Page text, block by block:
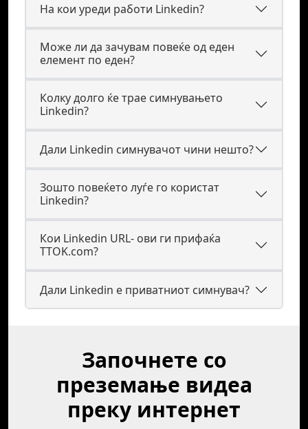
На кои уреди работи Linkedin?
Може ли да зачувам повеќе од еден
елемент по еден?
Колку долго ќе трае симнувањето
Linkedin?
Дали Linkedin симнувачот чини нешто?
Зошто повеќето луѓе го користат
Linkedin?
Кои Linkedin URL- ови ги прифаќа
TTOK.com?
Дали Linkedin е приватниот симнувач?
Започнете со
преземање видеа
преку интернет